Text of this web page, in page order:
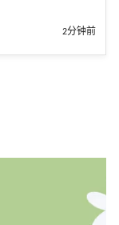
2分钟前